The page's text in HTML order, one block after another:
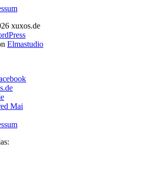
xuxos.de
Elmastudio
Mai